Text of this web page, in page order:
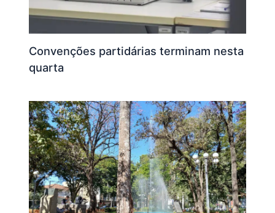
Convenções partidárias terminam nesta
quarta